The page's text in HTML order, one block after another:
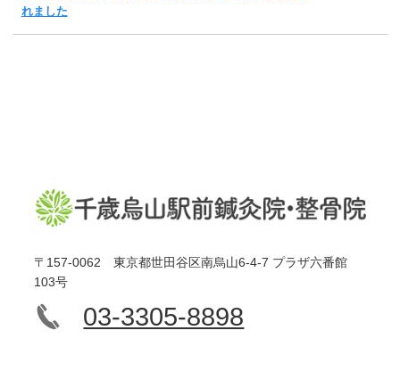
れました
〒157-0062 東京都世田谷区南烏山6-4-7 プラザ六番館
103号
03-3305-8898